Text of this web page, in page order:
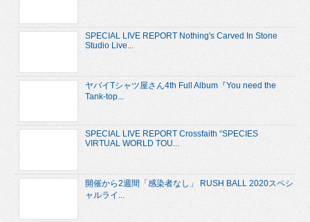
SPECIAL LIVE REPORT Nothing's Carved In Stone
Studio Live...
ヤバイTシャツ屋さん4th Full Album『You need the
Tank-top...
SPECIAL LIVE REPORT Crossfaith “SPECIES
VIRTUAL WORLD TOU...
開催から2週間「感染者なし」 RUSH BALL 2020スペシ
ャルライ...